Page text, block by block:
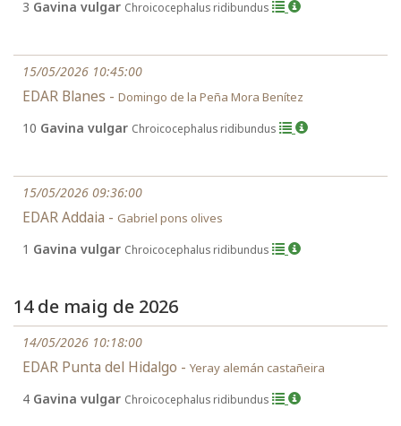
3 Gavina vulgar Chroicocephalus ridibundus
15/05/2026 10:45:00
EDAR Blanes - Domingo de la Peña Mora Benítez
10 Gavina vulgar Chroicocephalus ridibundus
15/05/2026 09:36:00
EDAR Addaia - Gabriel pons olives
1 Gavina vulgar Chroicocephalus ridibundus
14 de maig de 2026
14/05/2026 10:18:00
EDAR Punta del Hidalgo - Yeray alemán castañeira
4 Gavina vulgar Chroicocephalus ridibundus